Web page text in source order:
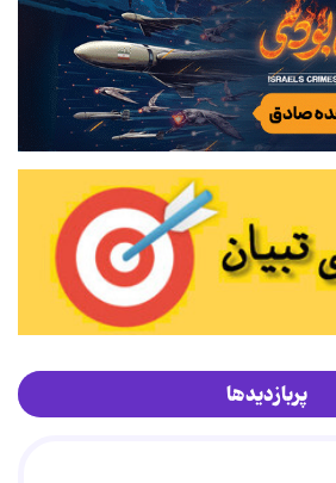
پربازدیدها